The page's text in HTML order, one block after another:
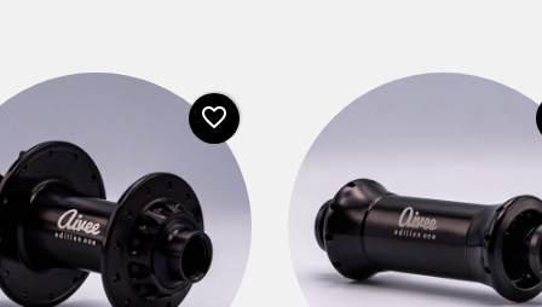
favorite_border